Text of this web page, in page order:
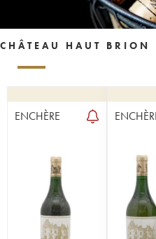
CHÂTEAU HAUT BRION
ENCHÈRE